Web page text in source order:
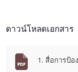
ดาวน์โหลดเอกสาร
1. สื่อการป้